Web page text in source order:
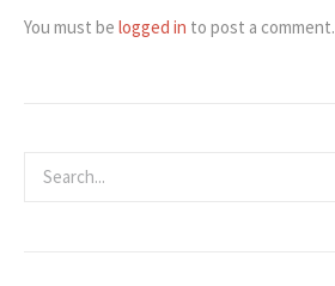
You must be logged in to post a comment.